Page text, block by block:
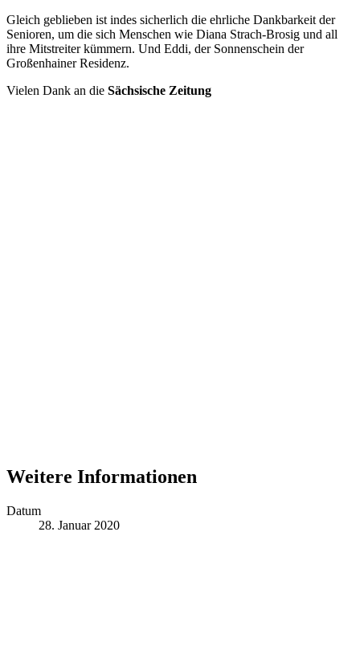
Gleich geblieben ist indes sicherlich die ehrliche Dankbarkeit der
Senioren, um die sich Menschen wie Diana Strach-Brosig und all
ihre Mitstreiter kümmern. Und Eddi, der Sonnenschein der
Großenhainer Residenz.
Vielen Dank an die Sächsische Zeitung
Weitere Informationen
Datum
28. Januar 2020